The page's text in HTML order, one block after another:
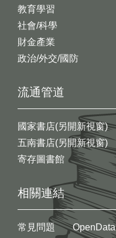
教育學習
社會/科學
財金產業
政治/外交/國防
流通管道
國家書店(另開新視窗)
五南書店(另開新視窗)
寄存圖書館
相關連結
常見問題
OpenData